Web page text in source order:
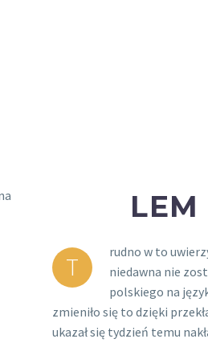
T
rudno w to
niedawna nie
polskiego na
zmieniło się to dzięki
ukazał się tydzień temu